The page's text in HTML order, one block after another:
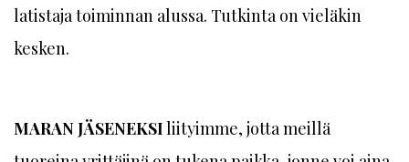
latistaja toiminnan alussa. Tutkinta on vieläkin
kesken.
MARAN JÄSENEKSIliityimme, jotta meillä